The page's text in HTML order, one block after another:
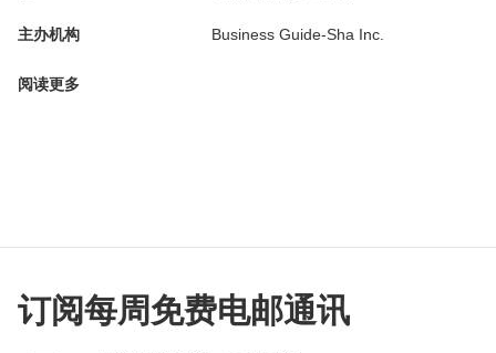
主办机构 Business Guide-Sha Inc.
阅读更多
订阅每周免费电邮通讯